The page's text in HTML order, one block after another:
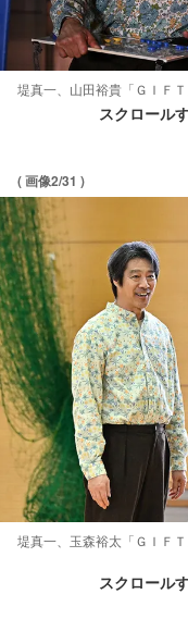
堤真一、山田裕貴「ＧＩＦ
スクロール
( 画像2/31 )
堤真一、玉森裕太「ＧＩＦ
スクロール